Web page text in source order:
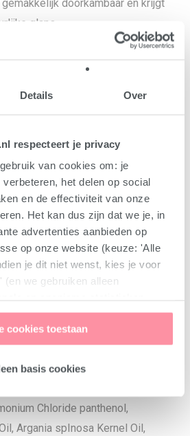
Details Over
respecteert je privacy
van cookies om: je
het delen op social
en de effectiviteit van onze
Het kan dus zijn dat we je, in
advertenties aanbieden op
op onze website (keuze: 'Alle
je dit niet wenst, kies je voor
we gebruiken alleen
geeft per categorie een korte
cookies toestaan
basis cookies
doorkambaar en krijgt
glans.
en verdeel gelijkmatig over
vervolgens grondig uit. Voor het
een optimaal effect combineer je
producten van Luxury Gold.
polyquaternium-7, Cocamide Mea
Glycerin,
chloride, Glycol Distearate,
Chloride panthenol,
Argania spInosa Kernel Oil,